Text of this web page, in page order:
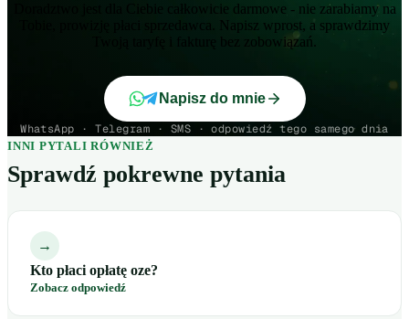
Doradztwo jest dla Ciebie całkowicie darmowe - nie zarabiamy na
Tobie, prowizję płaci sprzedawca. Napisz wprost, a sprawdzimy
Twoją taryfę i fakturę bez zobowiązań.
Napisz do mnie
WhatsApp · Telegram · SMS · odpowiedź tego samego dnia
INNI PYTALI RÓWNIEŻ
Sprawdź pokrewne pytania
→
Kto płaci opłatę oze?
Zobacz odpowiedź